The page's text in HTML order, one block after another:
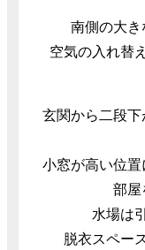
南側の大き
空気の入れ替
玄関から二段
小窓が高い位
部屋
水場は
脱衣スペー